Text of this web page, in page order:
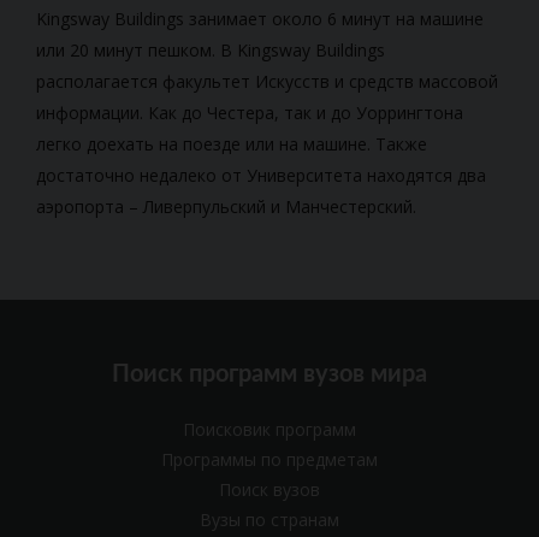
Kingsway Buildings занимает около 6 минут на машине
или 20 минут пешком. В Kingsway Buildings
располагается факультет Искусств и средств массовой
информации. Как до Честера, так и до Уоррингтона
легко доехать на поезде или на машине. Также
достаточно недалеко от Университета находятся два
аэропорта – Ливерпульский и Манчестерский.
Поиск программ вузов мира
Поисковик программ
Программы по предметам
Поиск вузов
Вузы по странам